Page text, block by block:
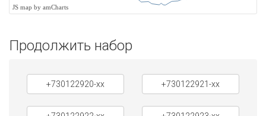
JS map by amCharts
Продолжить набор
+730122920-xx +730122921-xx